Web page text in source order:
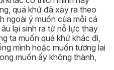
quá khứ đã xảy ra theo
ngoài ý muốn của mỗi cá
lại sinh ra từ nỗ lực thay
ta muốn quá khứ khác đi,
mình hoặc muốn tương lai
muốn ấy không thành,